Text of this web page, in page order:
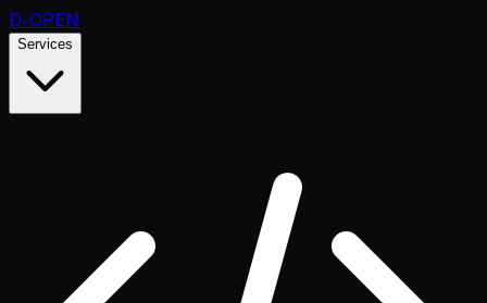
D-OPEN
Services